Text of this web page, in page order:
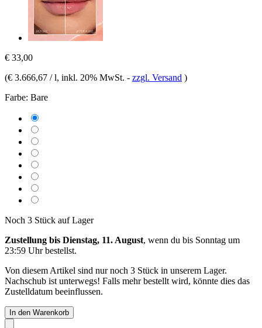
€ 33,00
(€ 3.666,67 / l, inkl. 20% MwSt. - zzgl. Versand )
Farbe: Bare
Noch 3 Stück auf Lager
Zustellung bis Dienstag, 11. August, wenn du bis Sonntag um
23:59 Uhrbestellst.
Von diesem Artikel sind nur noch 3 Stück in unserem Lager.
Nachschub ist unterwegs! Falls mehr bestellt wird, könnte dies das
Zustelldatum beeinflussen.
In den Warenkorb